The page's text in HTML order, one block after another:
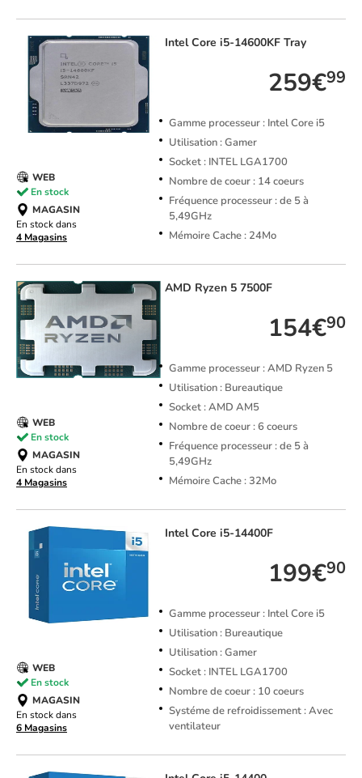
IntelCore i5-14600KF Tray
259€99
Gamme processeur : Intel Core i5
Utilisation : Gamer
Socket : INTEL LGA1700
Nombre de coeur : 14 coeurs
Fréquence processeur : de 5 à
5,49GHz
Mémoire Cache : 24Mo
WEB
En stock
MAGASIN
En stock dans
4 Magasins
AMD Ryzen 5 7500F
154€90
Gamme processeur : AMD Ryzen 5
Utilisation : Bureautique
Socket : AMD AM5
Nombre de coeur : 6 coeurs
Fréquence processeur : de 5 à
5,49GHz
Mémoire Cache : 32Mo
WEB
En stock
MAGASIN
En stock dans
4 Magasins
IntelCore i5-14400F
199€90
Gamme processeur : Intel Core i5
Utilisation : Bureautique
Utilisation : Gamer
Socket : INTEL LGA1700
Nombre de coeur : 10 coeurs
Systéme de refroidissement : Avec
ventilateur
WEB
En stock
MAGASIN
En stock dans
6 Magasins